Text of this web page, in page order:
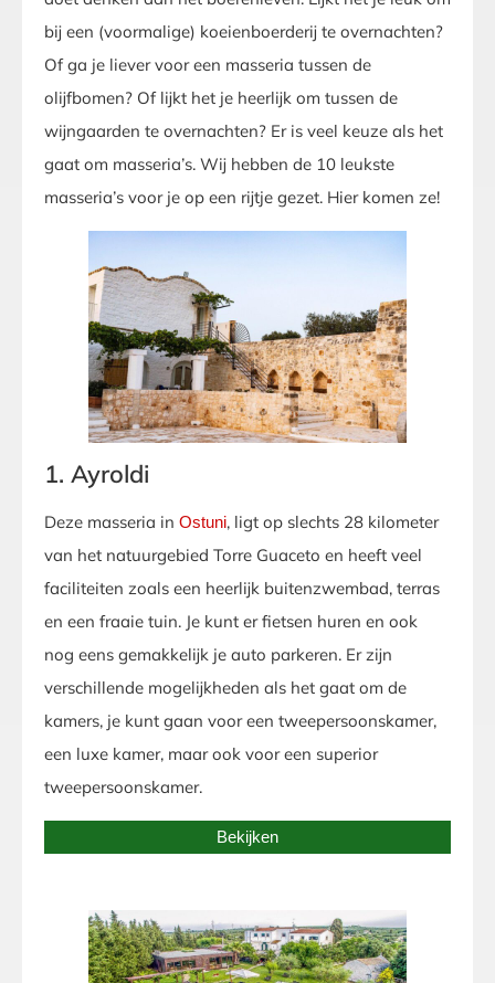
bij een (voormalige) koeienboerderij te overnachten?
Of ga je liever voor een masseria tussen de
olijfbomen? Of lijkt het je heerlijk om tussen de
wijngaarden te overnachten? Er is veel keuze als het
gaat om masseria’s. Wij hebben de 10 leukste
masseria’s voor je op een rijtje gezet. Hier komen ze!
1. Ayroldi
Deze masseria in Ostuni, ligt op slechts 28 kilometer
van het natuurgebied Torre Guaceto en heeft veel
faciliteiten zoals een heerlijk buitenzwembad, terras
en een fraaie tuin. Je kunt er fietsen huren en ook
nog eens gemakkelijk je auto parkeren. Er zijn
verschillende mogelijkheden als het gaat om de
kamers, je kunt gaan voor een tweepersoonskamer,
een luxe kamer, maar ook voor een superior
tweepersoonskamer.
Bekijken